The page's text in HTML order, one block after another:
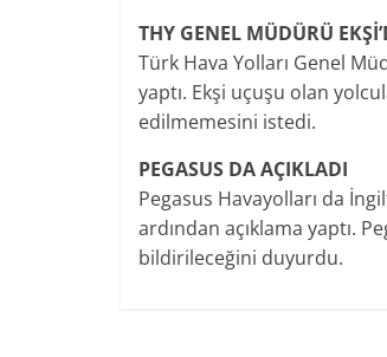
THY GENEL MÜDÜRÜ
Türk Hava Yolları Genel
yaptı. Ekşi uçuşu olan
edilmemesini istedi.
PEGASUS DA AÇIKLADI
Pegasus Havayolları da
ardından açıklama yaptı.
bildirileceğini duyurdu.